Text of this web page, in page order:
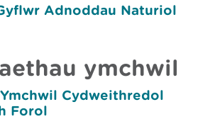
Adnoddau Naturiol
ymchwil
Cydweithredol
Forol